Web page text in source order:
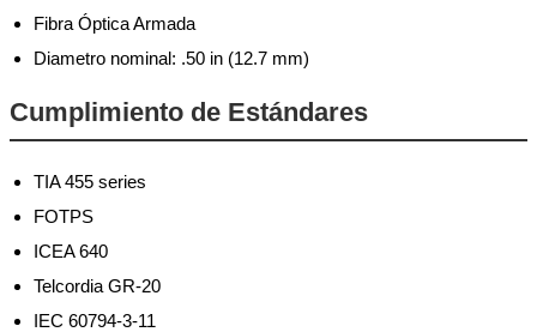
Fibra Óptica Armada
Diametro nominal: .50 in (12.7 mm)
Cumplimiento de Estándares
TIA 455 series
FOTPS
ICEA 640
Telcordia GR-20
IEC 60794-3-11